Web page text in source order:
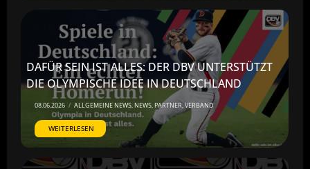
DAFÜR SEIN IST ALLES: DER DBV UNTERSTÜTZT
DIE OLYMPISCHE IDEE IN DEUTSCHLAND
08.06.2026 / ALLGEMEINE NEWS,NEWS,PARTNER,VERBAND
WEITERLESEN